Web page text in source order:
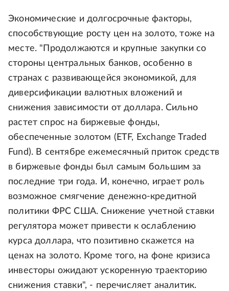
Экономические и долгосрочные факторы,
способствующие росту цен на золото, тоже на
месте. "Продолжаются и крупные закупки со
стороны центральных банков, особенно в
странах с развивающейся экономикой, для
диверсификации валютных вложений и
снижения зависимости от доллара. Сильно
растет спрос на биржевые фонды,
обеспеченные золотом (ETF, Exchange Traded
Fund). В сентябре ежемесячный приток средств
в биржевые фонды был самым большим за
последние три года. И, конечно, играет роль
возможное смягчение денежно-кредитной
политики ФРС США. Снижение учетной ставки
регулятора может привести к ослаблению
курса доллара, что позитивно скажется на
ценах на золото. Кроме того, на фоне кризиса
инвесторы ожидают ускоренную траекторию
снижения ставки", - перечисляет аналитик.